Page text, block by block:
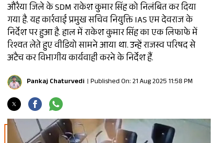
औरैया जिले के SDM राकेश कुमार सिंह को निलंबित कर दिया
गया है. यह कार्रवाई प्रमुख सचिव नियुक्ति IAS एम देवराज के
निर्देश पर हुआ है. हाल में राकेश कुमार सिंह का एक लिफाफे में
रिश्वत लेते हुए वीडियो सामने आया था. उन्हें राजस्व परिषद से
अटैच कर विभागीय कार्यवाही करने के निर्देश हैं.
Pankaj Chaturvedi Published On: 21 Aug 2025 11:58 PM